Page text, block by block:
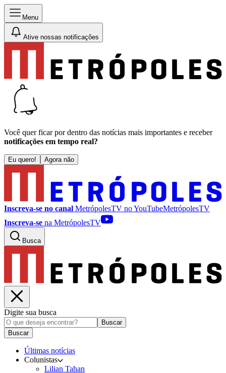
Menu
Ative nossas notificações
Você quer ficar por dentro das notícias mais importantes e receber
notificações em tempo real?
Eu quero! Agora não
Inscreva-se no canal MetrópolesTV noYouTubeMetrópolesTV
Inscreva-se na MetrópolesTV
Busca
Digite sua busca
Buscar
Buscar
Últimas notícias
Colunistas
Lilian Tahan